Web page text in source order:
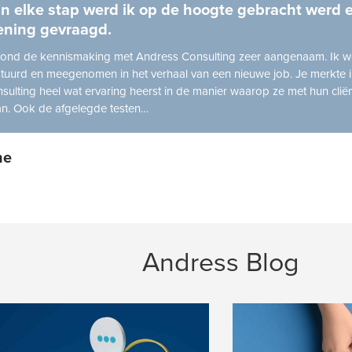
elke stap werd ik op de hoogte gebracht werd
gevraagd.
de kennismaking met Andress Consulting zeer aangenaam. Ik
en meegenomen in het verhaal van een nieuwe job. Je merkte
heel wat ervaring heerst in de manier waarop ze met hun
Ook de afgelegde testen…
Andress Blog